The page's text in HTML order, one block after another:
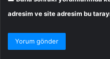
adresim ve site adresim bu